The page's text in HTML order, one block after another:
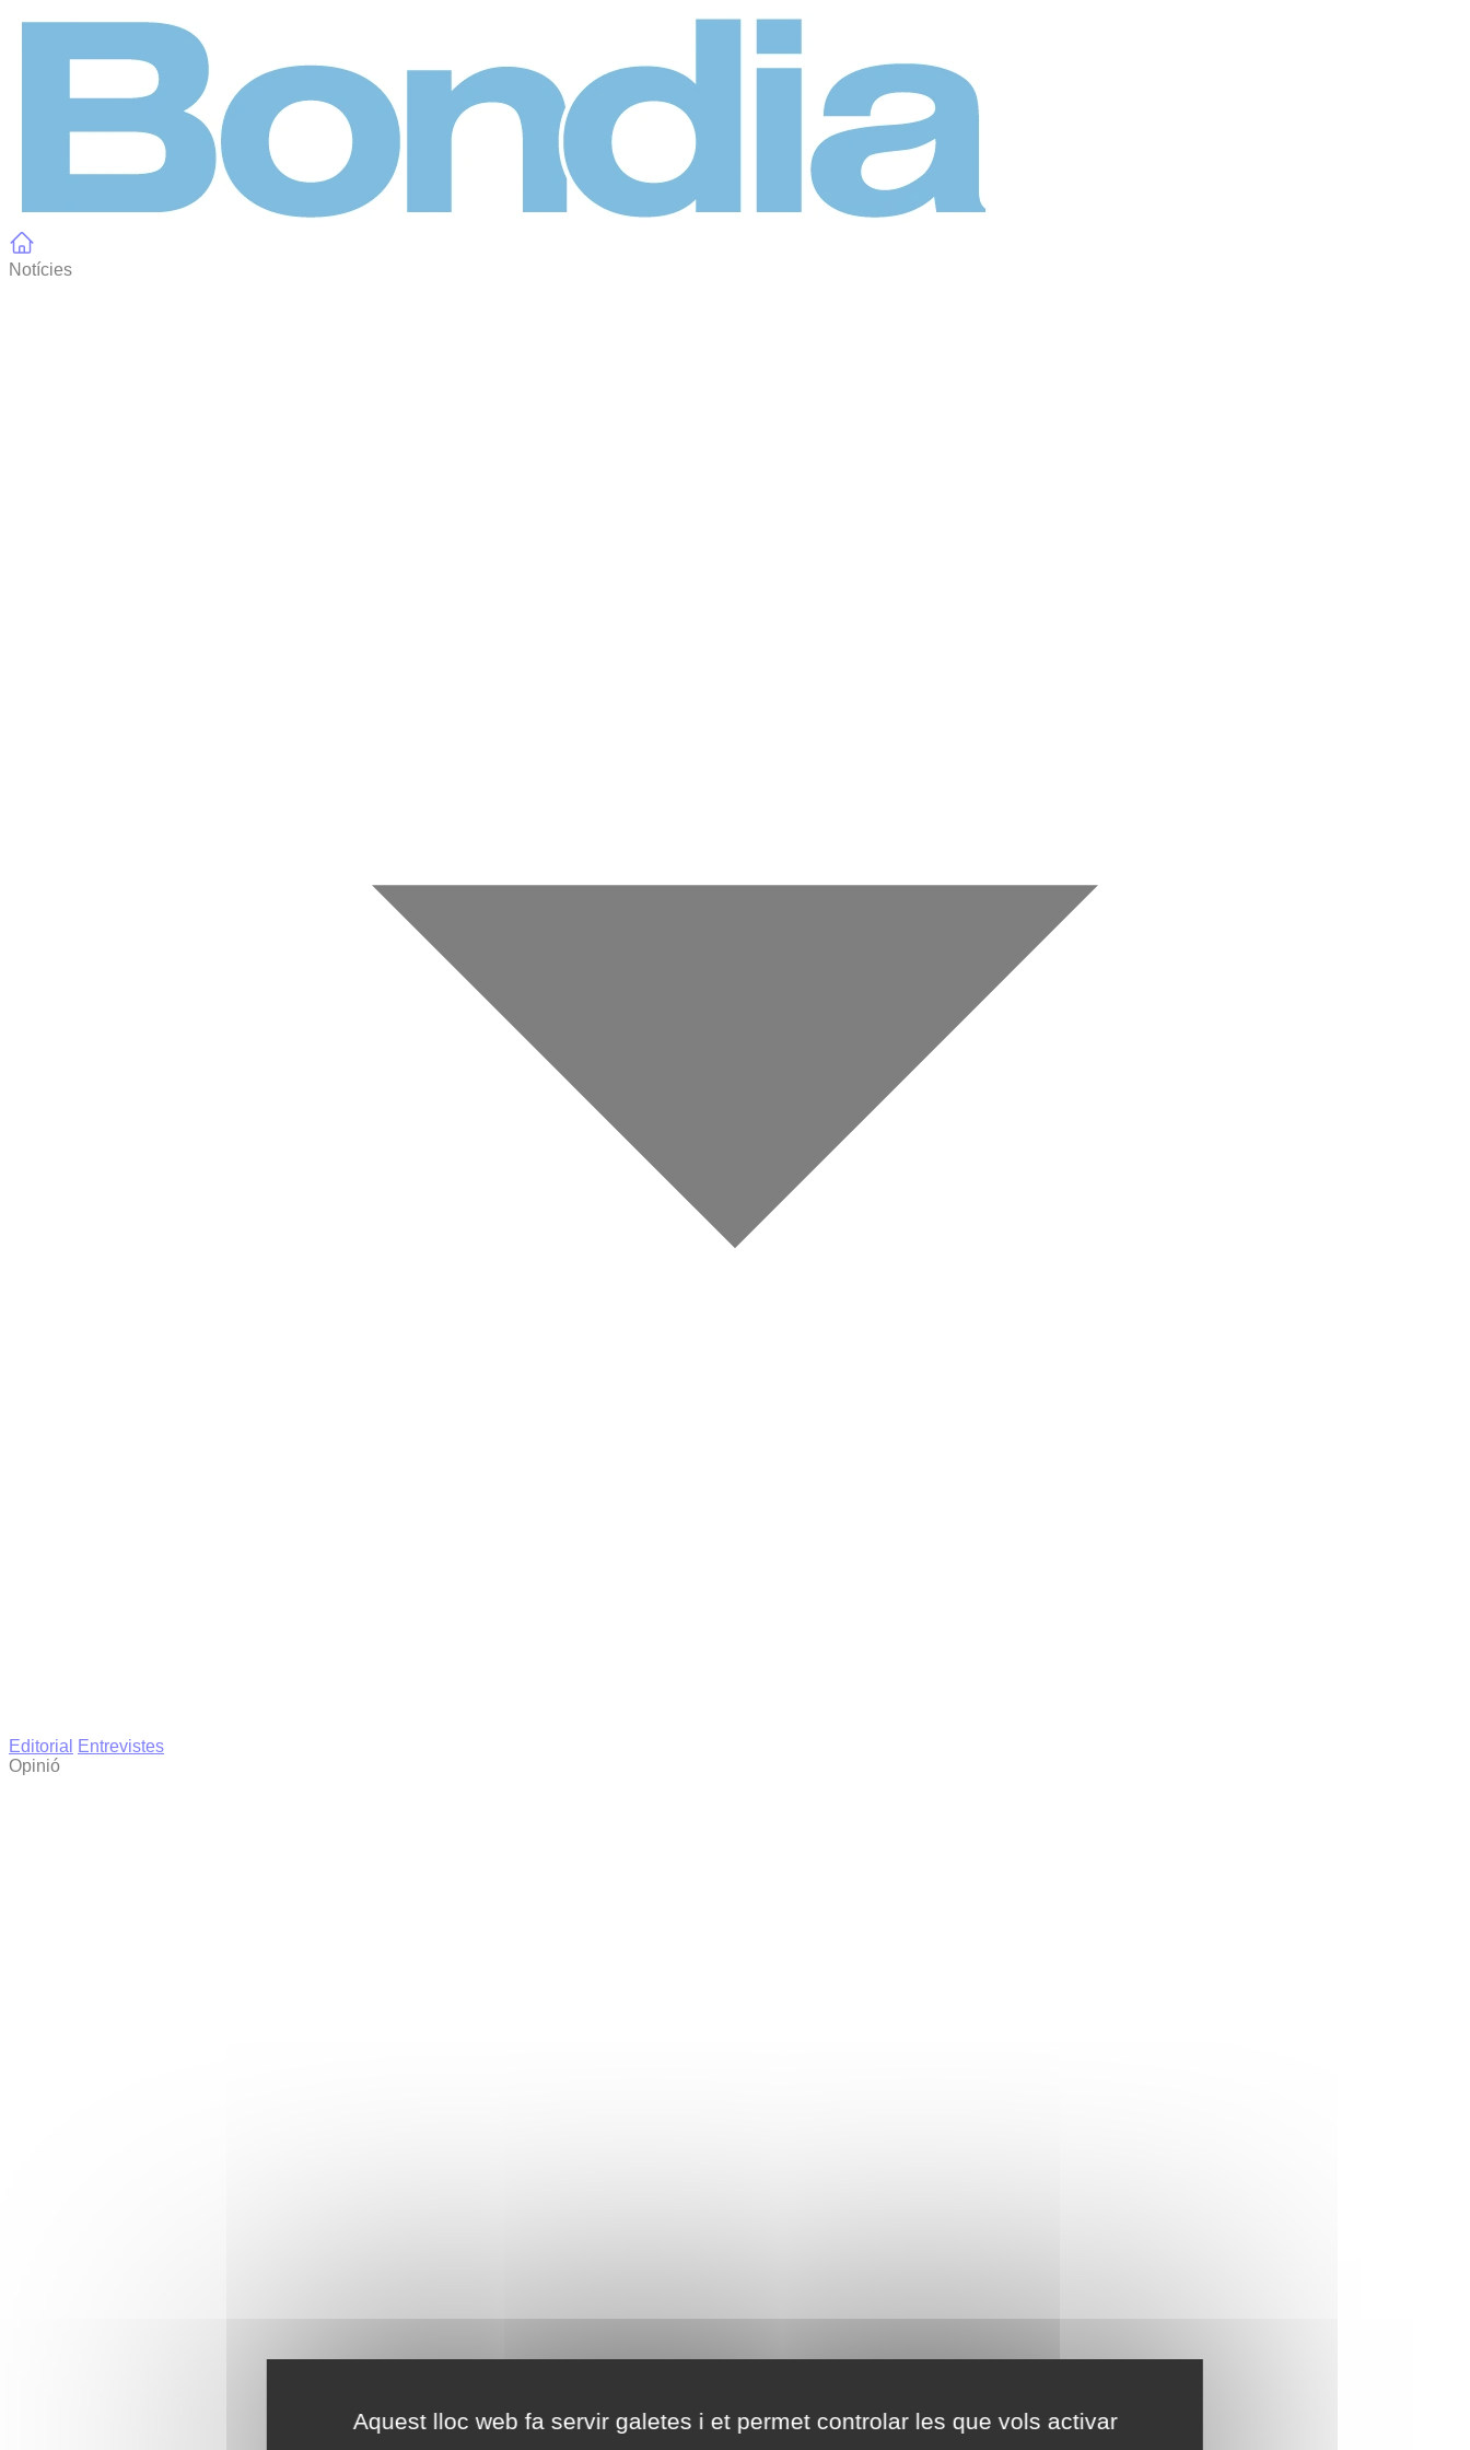
Aquest lloc web fa servir galetes i et permet controlar les que vols activar
Notícies
Editorial
Entrevistes
Opinió